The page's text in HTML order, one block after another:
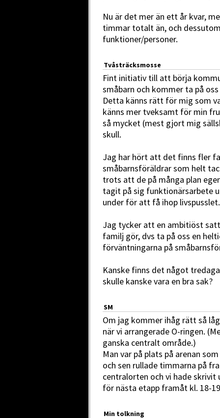
Nu är det mer än ett år kvar,
timmar totalt än, och
funktioner/personer.
Tvåsträcksmosse
Fint initiativ till att börja
småbarn och kommer ta på
Detta känns rätt för mig som
känns mer tveksamt för min
så mycket (mest gjort mig
skull.
Jag har hört att det finns fler
småbarnsföräldrar som helt
trots att de på många plan
tagit på sig funktionärsarbete
under för att få ihop livspusslet.
Jag tycker att en ambitiöst
familj gör, dvs ta på oss en
förväntningarna på
Kanske finns det något
skulle kanske vara en bra sak?
SM
Om jag kommer ihåg rätt så
när vi arrangerade O-ringen.
ganska centralt område.)
Man var på plats på arenan
och sen rullade timmarna på
centralorten och vi hade
för nästa etapp framåt kl. 18-
Min tolkning